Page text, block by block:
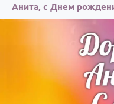
Открытки
Стихи и тексты
С Днем рождения
ОТЗЫВЫ
Анита, с Днем